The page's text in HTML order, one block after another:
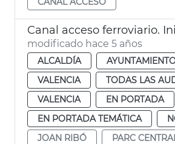
modificado hace 5 años
ALCALDÍA
VALENCIA
TODAS LAS
VALENCIA
EN PORTADA
EN PORTADA TEMÁTICA
JOAN RIBÓ
PARC